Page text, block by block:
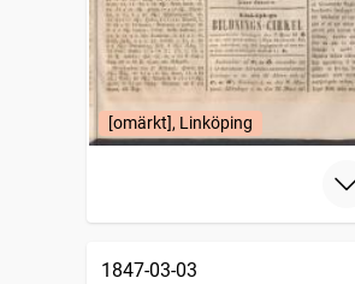
[omärkt], Linköping
1847-03-03